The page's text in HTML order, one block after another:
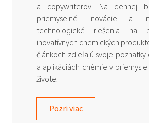
a copywriterov. Na dennej
priemyselné inovácie a
technologické riešenia na
inovatívnych chemických
článkoch zdieľajú svoje
a aplikáciách chémie v
živote.
Pozri viac